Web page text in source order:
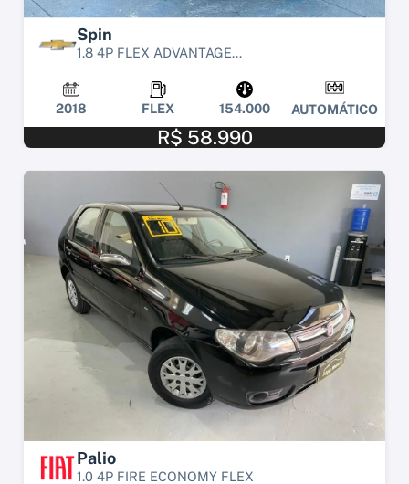
Spin
1.8 4P FLEX ADVANTAGE...
2018 FLEX 154.000 AUTOMÁTICO
R$ 58.990
Palio
1.0 4P FIRE ECONOMY FLEX